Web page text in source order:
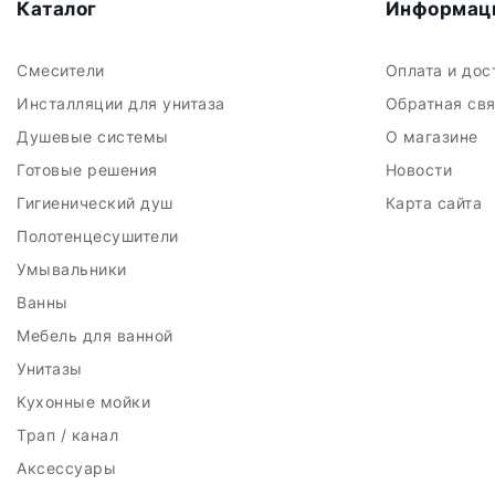
Каталог
Смесители
Инсталляции для унитаза
Душевые системы
Готовые решения
Гигиенический душ
Полотенцесушители
Умывальники
Ванны
Мебель для ванной
Унитазы
Кухонные мойки
Трап / канал
Аксессуары
Оплата и
Обратная
О магазине
Новости
Карта сайта